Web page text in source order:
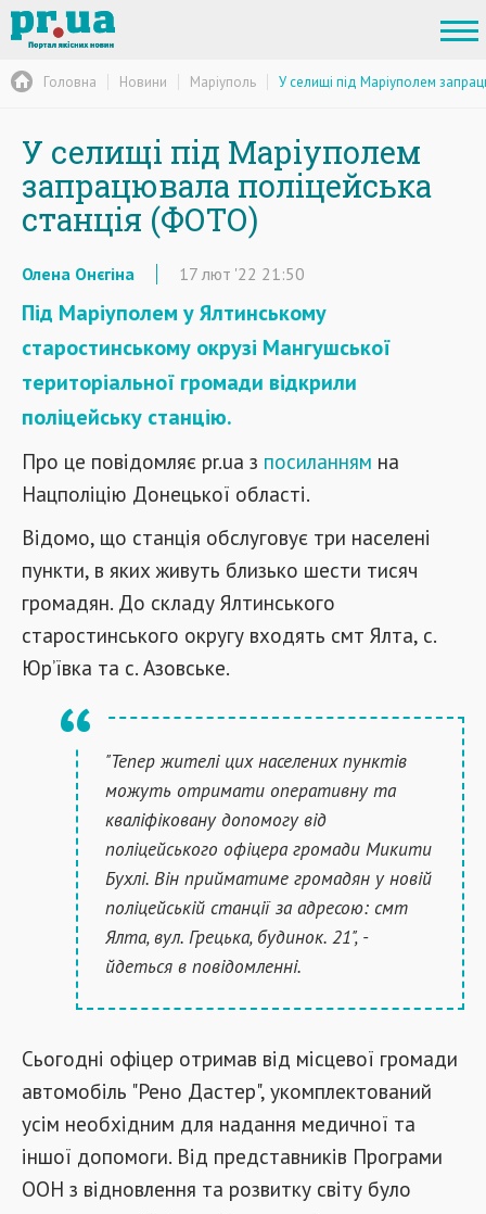
Головна Новини Маріуполь У селищі під Маріуполем
У селищі під Маріуполем
запрацювала поліцейська
станція (ФОТО)
Олена Онєгіна 17 лют '22 21:50
Під Маріуполем у Ялтинському
старостинському окрузі Мангушської
територіальної громади відкрили
поліцейську станцію.
Про це повідомляє pr.ua з посиланням на
Нацполіцію Донецької області.
Відомо, що станція обслуговує три населені
пункти, в яких живуть близько шести тисяч
громадян. До складу Ялтинського
старостинського округу входять смт Ялта, с.
Юр’ївка та с. Азовське.
"Тепер жителі цих населених пунктів
можуть отримати оперативну та
кваліфіковану допомогу від
поліцейського офіцера громади Микити
Бухлі. Він прийматиме громадян у новій
поліцейській станції за адресою: смт
Ялта, вул. Грецька, будинок. 21", -
йдеться в повідомленні.
Сьогодні офіцер отримав від місцевої громади
автомобіль "Рено Дастер", укомплектований
усім необхідним для надання медичної та
іншої допомоги. Від представників Програми
ООН з відновлення та розвитку світу було